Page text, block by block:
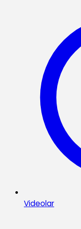
Videolar